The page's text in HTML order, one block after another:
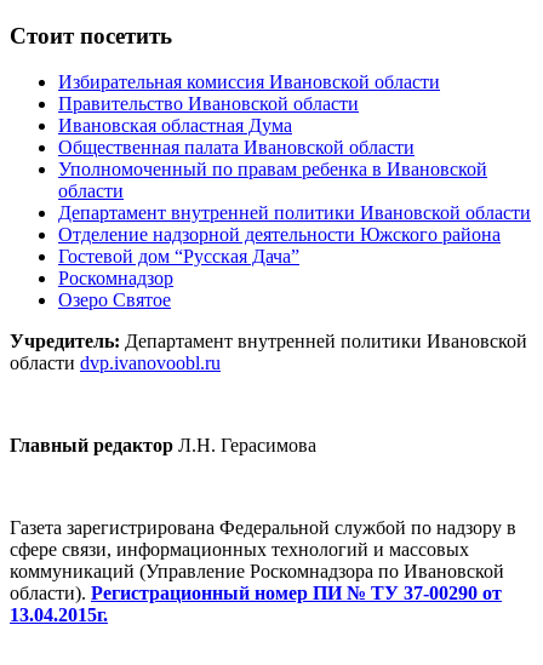
Стоит посетить
Избирательная комиссия Ивановской области
Правительство Ивановской области
Ивановская областная Дума
Общественная палата Ивановской области
Уполномоченный по правам ребенка в Ивановской
области
Департамент внутренней политики Ивановской области
Отделение надзорной деятельности Южского района
Гостевой дом “Русская Дача”
Роскомнадзор
Озеро Святое
Учредитель: Департамент внутренней политики Ивановской
области dvp.ivanovoobl.ru
Главный редактор Л.Н. Герасимова
Газета зарегистрирована Федеральной службой по надзору в
сфере связи, информационных технологий и массовых
коммуникаций (Управление Роскомнадзора по Ивановской
области). Регистрационный номер ПИ № ТУ 37-00290 от
13.04.2015г.